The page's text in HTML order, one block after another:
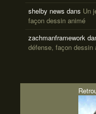
shelby news dans Un
façon dessin animé
zachmanframework
défense, façon dessin